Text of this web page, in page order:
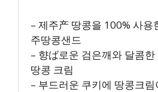
– 제주产 땅콩을 100% 사용
주땅콩샌드
– 향ば로운 검은깨와 달콤
땅콩 크림
– 부드러운 쿠키에 땅콩크